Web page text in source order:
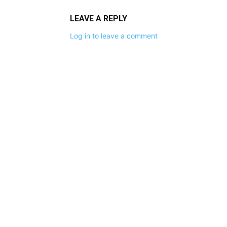
LEAVE A REPLY
Log in to leave a comment